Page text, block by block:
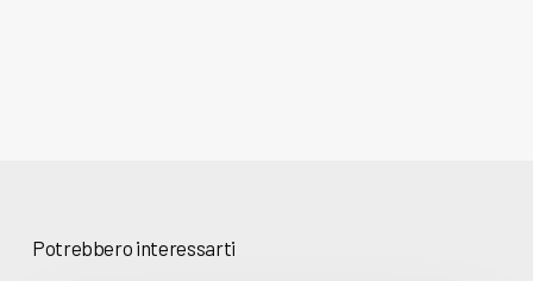
Potrebbero interessarti